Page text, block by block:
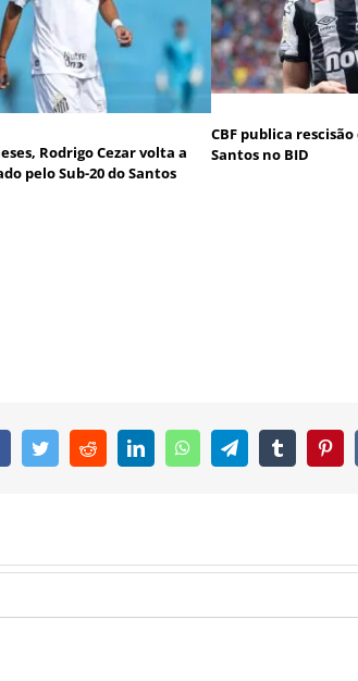
Rodrigo Cezar volta a
pelo Sub-20 do Santos
CBF publica
Santos no BID
FacebookTwitterRedditLinkedInWhatsAppTelegramTumblr